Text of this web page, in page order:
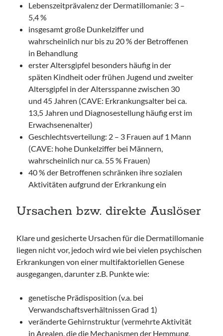
Lebenszeitprävalenz der Dermatillomanie: 3 –
5,4 %
insgesamt große Dunkelziffer und
wahrscheinlich nur bis zu 20 % der Betroffenen
in Behandlung
erster Altersgipfel besonders häufig in der
späten Kindheit oder frühen Jugend und zweiter
Altersgipfel in der Altersspanne zwischen 30
und 45 Jahren (CAVE: Erkrankungsalter bei ca.
13,5 Jahren und Diagnosestellung häufig erst im
Erwachsenenalter)
Geschlechtsverteilung: 2 – 3 Frauen auf 1 Mann
(CAVE: hohe Dunkelziffer bei Männern,
wahrscheinlich nur ca. 55 % Frauen)
40 % der Betroffenen schränken ihre sozialen
Aktivitäten aufgrund der Erkrankung ein
Ursachen bzw. direkte Auslöser
Klare und gesicherte Ursachen für die Dermatillomanie
liegen nicht vor, jedoch wird wie bei vielen psychischen
Erkrankungen von einer multifaktoriellen Genese
ausgegangen, darunter z.B. Punkte wie:
genetische Prädisposition (v.a. bei
Verwandschaftsverhältnissen Grad 1)
veränderte Gehirnstruktur (vermehrte Aktivität
in Arealen, die die Mechanismen der Hemmung,